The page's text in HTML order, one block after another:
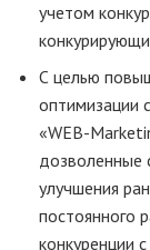
учетом
С целью
оптимизации
«WEB-
дозволенные
улучшения
постоянного
конкуренции